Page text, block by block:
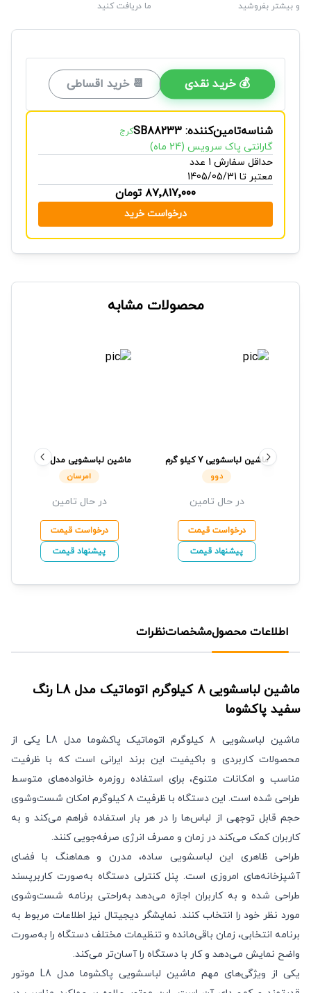
و بیشتر بفروشید
ما دریافت کنید
💰 خرید نقدی 📆 خرید اقساطی
شناسه‌تامین‌کننده: SB88233 کرج
گارانتی پاک سرویس (24 ماه)
حداقل سفارش 1 عدد
معتبر تا 1405/05/31
۸۷٬۸۱۷٬۰۰۰ تومان
درخواست خرید
محصولات مشابه
ماشین لباسشویی 7 کیلو گرم
اتوماتیک مدل LM-720Wدوو
در حال تامین
درخواست قیمت
پیشنهاد قیمت
ماشین لباسشویی مدل
EMK03 ظرفیت 8 کیلوگرمامرسان
در حال تامین
درخواست قیمت
پیشنهاد قیمت
اطلاعات محصولمشخصاتنظرات
ماشین لباسشویی 8 کیلوگرم اتوماتیک مدل L8 رنگ
سفید پاکشوما
ماشین لباسشویی ۸ کیلوگرم اتوماتیک پاکشوما مدل L8 یکی از
محصولات کاربردی و باکیفیت این برند ایرانی است که با ظرفیت
مناسب و امکانات متنوع، برای استفاده روزمره خانواده‌های متوسط
طراحی شده است. این دستگاه با ظرفیت ۸ کیلوگرم امکان شست‌وشوی
حجم قابل توجهی از لباس‌ها را در هر بار استفاده فراهم می‌کند و به
کاربران کمک می‌کند در زمان و مصرف انرژی صرفه‌جویی کنند.
طراحی ظاهری این لباسشویی ساده، مدرن و هماهنگ با فضای
آشپزخانه‌های امروزی است. پنل کنترلی دستگاه به‌صورت کاربرپسند
طراحی شده و به کاربران اجازه می‌دهد به‌راحتی برنامه شست‌وشوی
مورد نظر خود را انتخاب کنند. نمایشگر دیجیتال نیز اطلاعات مربوط به
برنامه انتخابی، زمان باقی‌مانده و تنظیمات مختلف دستگاه را به‌صورت
واضح نمایش می‌دهد و کار با دستگاه را آسان‌تر می‌کند.
یکی از ویژگی‌های مهم ماشین لباسشویی پاکشوما مدل L8 موتور